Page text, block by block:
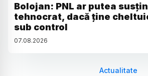
Bolojan: PNL ar putea
tehnocrat, dacă ține
sub control
07.08.2026
Actualitate